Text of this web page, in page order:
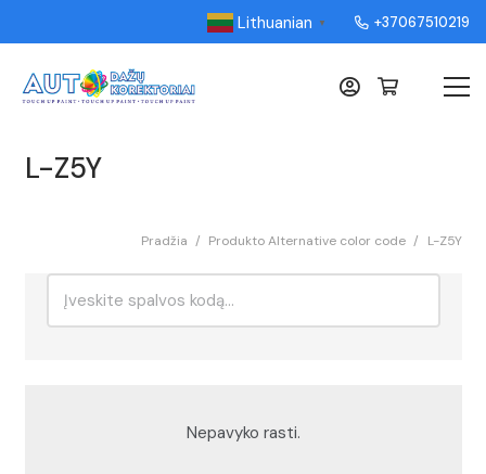
Lithuanian ▼ +37067510219
L-Z5Y
Pradžia / Produkto Alternative color code / L-Z5Y
Nepavyko rasti.